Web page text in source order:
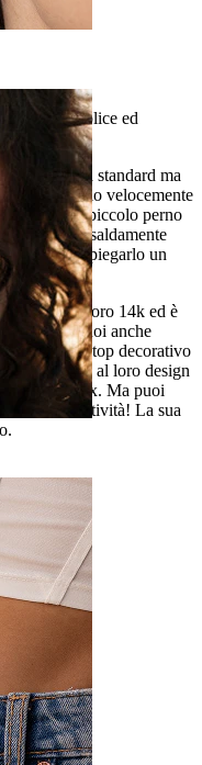
qui un semplice ed
la filettatura standard ma
il gioiello velocemente
il piccolo perno
posiziona saldamente
basta piegarlo un
in oro 14k ed è
bianco. Puoi anche
e 8 mm. Il top decorativo
che grazie al loro design
piercing helix. Ma puoi
la tua creatività! La sua